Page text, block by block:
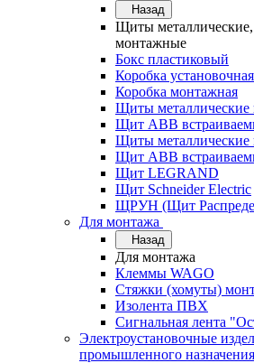
Назад
Щиты
монтажные
Бокс пластиковый
Коробка установочная
Коробка монтажная
Щиты металлические
Щит ABB
Щиты металлические
Щит ABB
Щит LEGRAND
Щит Schneider Electric
ЩРУН (Щит
Для монтажа
Назад
Для монтажа
Клеммы WAGO
Стяжки (хомуты)
Изолента ПВХ
Сигнальная лента
Электроустановочные
промышленного назначения